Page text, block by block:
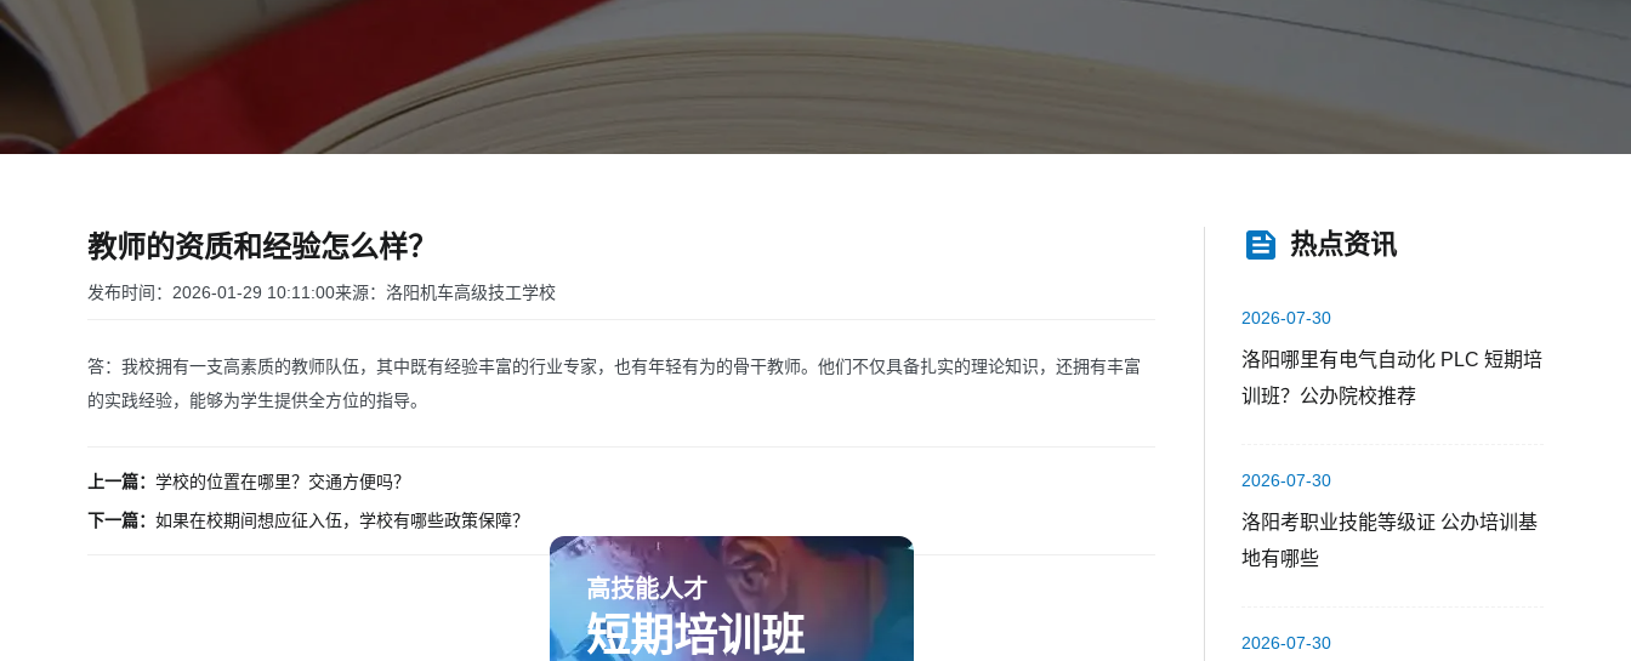
教师的资质和经验怎么样？
发布时间：2026-01-29 10:11:00来源：洛阳机车高级技工学校
答：我校拥有一支高素质的教师队伍，其中既有经验丰富的行业专家，也有年轻有为的骨干教师。他们不仅具备扎实的理论知识，还拥有丰富
的实践经验，能够为学生提供全方位的指导。
上一篇： 学校的位置在哪里？交通方便吗？
下一篇： 如果在校期间想应征入伍，学校有哪些政策保障？
热点资讯
2026-07-30
洛阳哪里有电气自动化 PLC 短期培
训班？公办院校推荐
2026-07-30
洛阳考职业技能等级证 公办培训基
地有哪些
2026-07-30
高技能人才